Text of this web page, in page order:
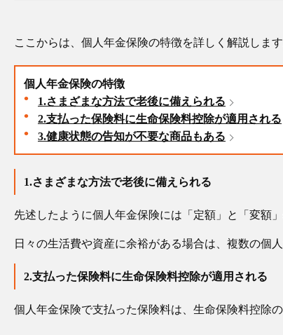
ここからは、個人年金保険の特徴を詳しく解説します
個人年金保険の特徴
1.さまざまな方法で老後に備えられる
2.支払った保険料に生命保険料控除が適用される
3.健康状態の告知が不要な商品もある
1.さまざまな方法で老後に備えられる
先述したように個人年金保険には「定額」と「変額
日々の生活費や資産に余裕がある場合は、複数の個
2.支払った保険料に生命保険料控除が適用される
個人年金保険で支払った保険料は、生命保険料控除